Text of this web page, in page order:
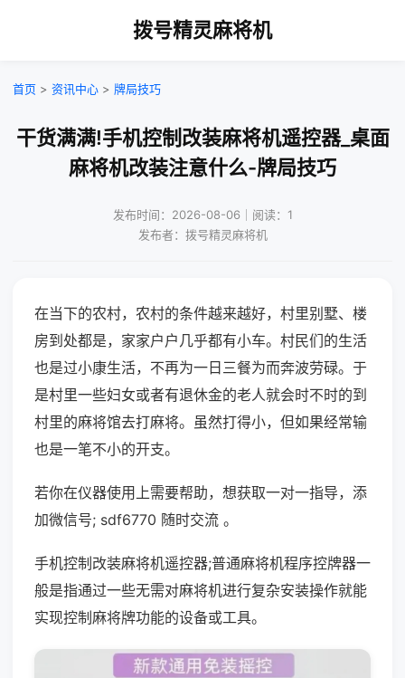
拨号精灵麻将机
首页 > 资讯中心 > 牌局技巧
干货满满!手机控制改装麻将机遥控器_桌面
麻将机改装注意什么-牌局技巧
发布时间：2026-08-06｜阅读：1
发布者：拨号精灵麻将机
在当下的农村，农村的条件越来越好，村里别墅、楼
房到处都是，家家户户几乎都有小车。村民们的生活
也是过小康生活，不再为一日三餐为而奔波劳碌。于
是村里一些妇女或者有退休金的老人就会时不时的到
村里的麻将馆去打麻将。虽然打得小，但如果经常输
也是一笔不小的开支。
若你在仪器使用上需要帮助，想获取一对一指导，添
加微信号; sdf6770 随时交流 。
手机控制改装麻将机遥控器;普通麻将机程序控牌器一
般是指通过一些无需对麻将机进行复杂安装操作就能
实现控制麻将牌功能的设备或工具。